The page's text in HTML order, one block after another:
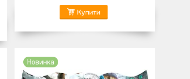
Купити
Новинка